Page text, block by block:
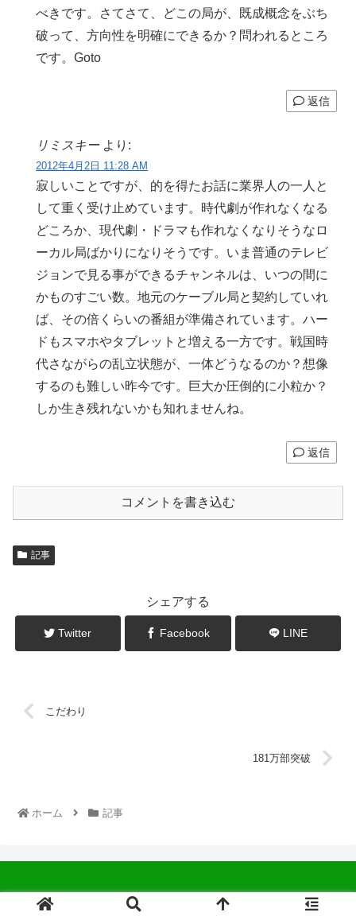
べきです。さてさて、どこの局が、既成概念をぶち
破って、方向性を明確にできるか？問われるところ
です。Goto
返信
リミスキー より:
2012年4月2日 11:28 AM
寂しいことですが、的を得たお話に業界人の一人と
して重く受け止めています。時代劇が作れなくなる
どころか、現代劇・ドラマも作れなくなりそうなロ
ーカル局ばかりになりそうです。いま普通のテレビ
ジョンで見る事ができるチャンネルは、いつの間に
かものすごい数。地元のケーブル局と契約していれ
ば、その倍くらいの番組が準備されています。ハー
ドもスマホやタブレットと増える一方です。戦国時
代さながらの乱立状態が、一体どうなるのか？想像
するのも難しい昨今です。巨大か圧倒的に小粒か？
しか生き残れないかも知れませんね。
返信
コメントを書き込む
記事
シェアする
Twitter Facebook LINE
こだわり
181万部突破
ホーム 記事
© 2022 中広会長ブログ.